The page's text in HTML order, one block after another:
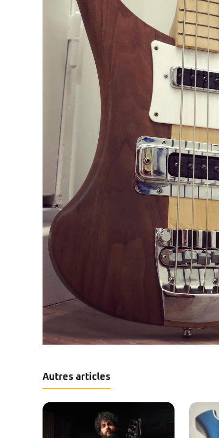
American Pro II
American Pro Classic
Nouveau
American Ultra II
American Vintage II
Artist Series
Vintera III
Nouveau
Vintera II
Player II
Made in Japan
Standard
Gold Foil
Flight
Guild
Gretsch
GMR Exclusivité
Bassforce
Hagstrom
miKro
Contrebasse UB
Lakland
Marcus Miller Sire
Serie F10
Serie M2
Serie P5
Serie P7
Serie V5
Serie V7
Serie Z3
Serie Z7
Markbass
Marleaux
Music Man
Prodipe
Autres articles